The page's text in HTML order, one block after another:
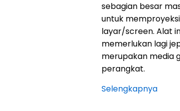
sebagian besar
untuk
layar/screen. Alat
memerlukan lagi
merupakan media
perangkat.
Selengkapnya